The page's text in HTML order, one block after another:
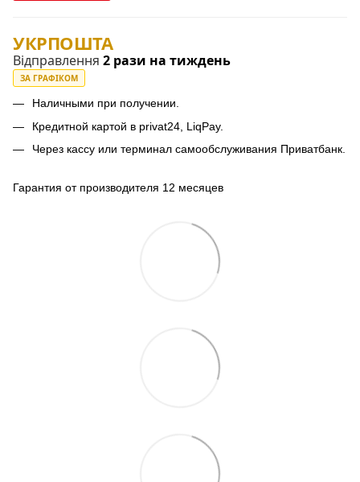
УКРПОШТА
Відправлення 2 рази на тиждень
ЗА ГРАФІКОМ
Наличными при получении.
Кредитной картой в privat24, LiqPay.
Через кассу или терминал самообслуживания Приватбанк.
Гарантия от производителя 12 месяцев